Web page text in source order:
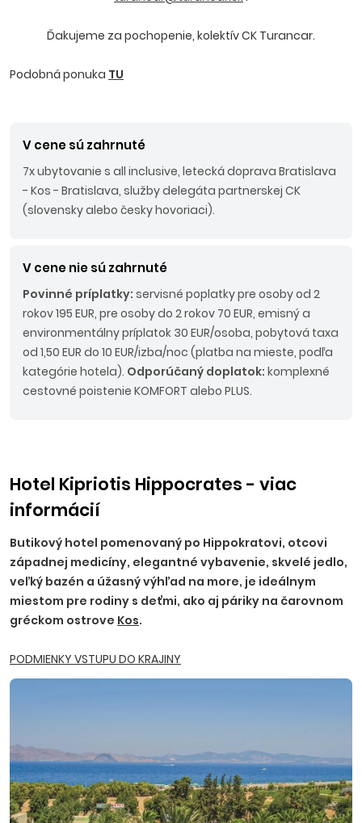
Ďakujeme za pochopenie, kolektív CK Turancar.
Podobná ponuka TU
V cene sú zahrnuté
7x ubytovanie s all inclusive, letecká doprava Bratislava
- Kos - Bratislava, služby delegáta partnerskej CK
(slovensky alebo česky hovoriaci).
V cene nie sú zahrnuté
Povinné príplatky: servisné poplatky pre osoby od 2
rokov 195 EUR, pre osoby do 2 rokov 70 EUR, emisný a
environmentálny príplatok 30 EUR/osoba, pobytová taxa
od 1,50 EUR do 10 EUR/izba/noc (platba na mieste, podľa
kategórie hotela). Odporúčaný doplatok: komplexné
cestovné poistenie KOMFORT alebo PLUS.
Hotel Kipriotis Hippocrates - viac
informácií
Butikový hotel pomenovaný po Hippokratovi, otcovi
západnej medicíny, elegantné vybavenie, skvelé jedlo,
veľký bazén a úžasný výhľad na more, je ideálnym
miestom pre rodiny s deťmi, ako aj páriky na čarovnom
gréckom ostrove Kos.
PODMIENKY VSTUPU DO KRAJINY